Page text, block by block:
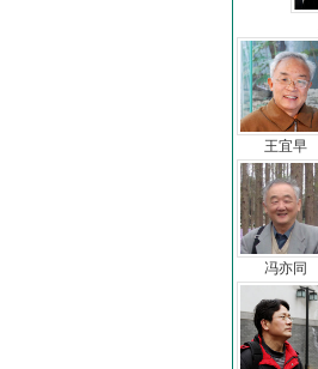
王宜早
冯亦同